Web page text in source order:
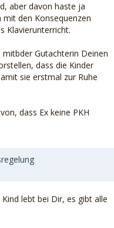
aber davon haste ja
den Konsequenzen
Klavierunterricht.
Gutachterin Deinen
dass die Kinder
sie erstmal zur Ruhe
dass Ex keine PKH
lebt bei Dir, es gibt alle